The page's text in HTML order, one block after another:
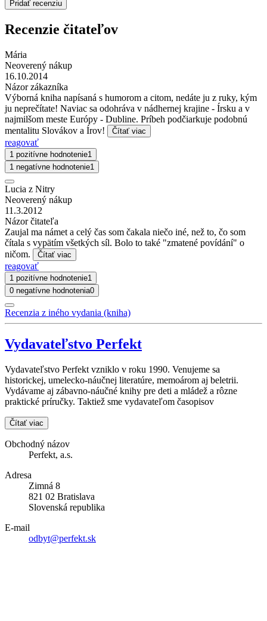
Pridať recenziu
Recenzie čitateľov
Mária
Neoverený nákup
16.10.2014
Názor zákazníka
Výborná kniha napísaná s humorom a citom, nedáte ju z ruky, kým
ju neprečítate! Naviac sa odohráva v nádhernej krajine - Írsku a v
najmilšom meste Európy - Dubline. Príbeh podčiarkuje podobnú
mentalitu Slovákov a Írov!
Čítať viac
reagovať
1 pozitívne hodnotenie1
1 negatívne hodnotenie1
Lucia z Nitry
Neoverený nákup
11.3.2012
Názor čitateľa
Zaujal ma námet a celý čas som čakala niečo iné, než to, čo som
čítala s vypätím všetkých síl. Bolo to také "zmatené povídání" o
ničom.
Čítať viac
reagovať
1 pozitívne hodnotenie1
0 negatívne hodnotenia0
Recenzia z iného vydania (kniha)
Vydavateľstvo Perfekt
Vydavateľstvo Perfekt vzniklo v roku 1990. Venujeme sa
historickej, umelecko-náučnej literatúre, memoárom aj beletrii.
Vydávame aj zábavno-náučné knihy pre deti a mládež a rôzne
praktické príručky. Taktiež sme vydavateľom časopisov
Čítať viac
Obchodný názov
Perfekt, a.s.
Adresa
Zimná 8
821 02 Bratislava
Slovenská republika
E-mail
odbyt@perfekt.sk